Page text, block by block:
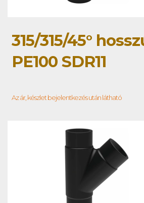
315/315/45°
PE100 SDR11
Az ár, készlet bejelentkezés után látható